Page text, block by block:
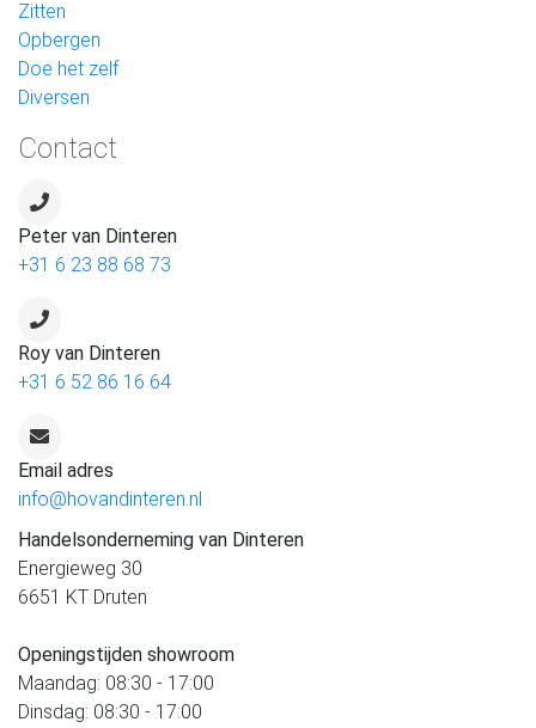
Zitten
Opbergen
Doe het zelf
Diversen
Contact
Peter van Dinteren
+31 6 23 88 68 73
Roy van Dinteren
+31 6 52 86 16 64
Email adres
info@hovandinteren.nl
Handelsonderneming van Dinteren
Energieweg 30
6651 KT Druten
Openingstijden showroom
Maandag: 08:30 - 17:00
Dinsdag: 08:30 - 17:00